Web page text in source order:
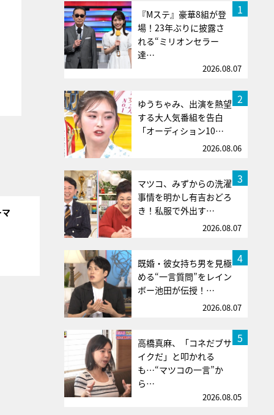
マ
1
『Mステ』豪華8組が登
場！23年ぶりに披露さ
れる“ミリオンセラー
達…
2026.08.07
2
ゆうちゃみ、出演を熱望
する大人気番組を告白
「オーディション10…
2026.08.06
3
マツコ、みずからの洗濯
事情を明かし有吉おどろ
き！私服で外出す…
2026.08.07
4
既婚・彼女持ち男を見極
める“一言質問”をレイン
ボー池田が伝授！…
2026.08.07
5
高橋真麻、「コネだブサ
イクだ」と叩かれる
も…“マツコの一言”か
ら…
2026.08.05